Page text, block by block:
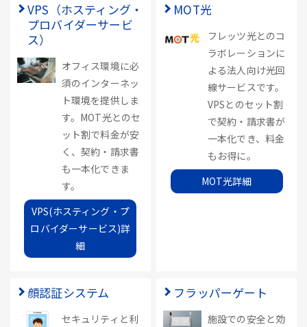
VPS（ホスティング・
プロバイダーサービ
ス）
オフィス環境に必
須のインターネッ
ト環境を提供しま
す。MOT光とのセ
ット割で料金が安
く、契約・請求書
も一本化できま
す。
VPS(ホスティング・プ
ロバイダーサービス)詳
細
MOT光
フレッツ光とのコ
ラボレーションに
よる法人向け光回
線サービスです。
VPSとのセット割
で契約・請求書が
一本化でき、料金
もお得に。
MOT光詳細
顔認証システム
セキュリティと利
フラッパーゲート
施設での安全と効